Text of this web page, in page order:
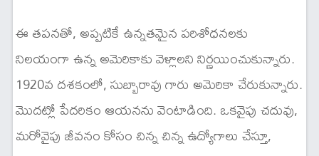
ఈ తపనతో, అప్పటికే ఉన్నతమైన పరిశోధనలకు
నిలయంగా ఉన్న అమెరికాకు వెళ్లాలని నిర్ణయించుకున్నారు.
1920వ దశకంలో, సుబ్బారావు గారు అమెరికా చేరుకున్నారు.
మొదట్లో పేదరికం ఆయనను వెంటాడింది. ఒకవైపు చదువు,
మరోవైపు జీవనం కోసం చిన్న చిన్న ఉద్యోగాలు చేస్తూ,